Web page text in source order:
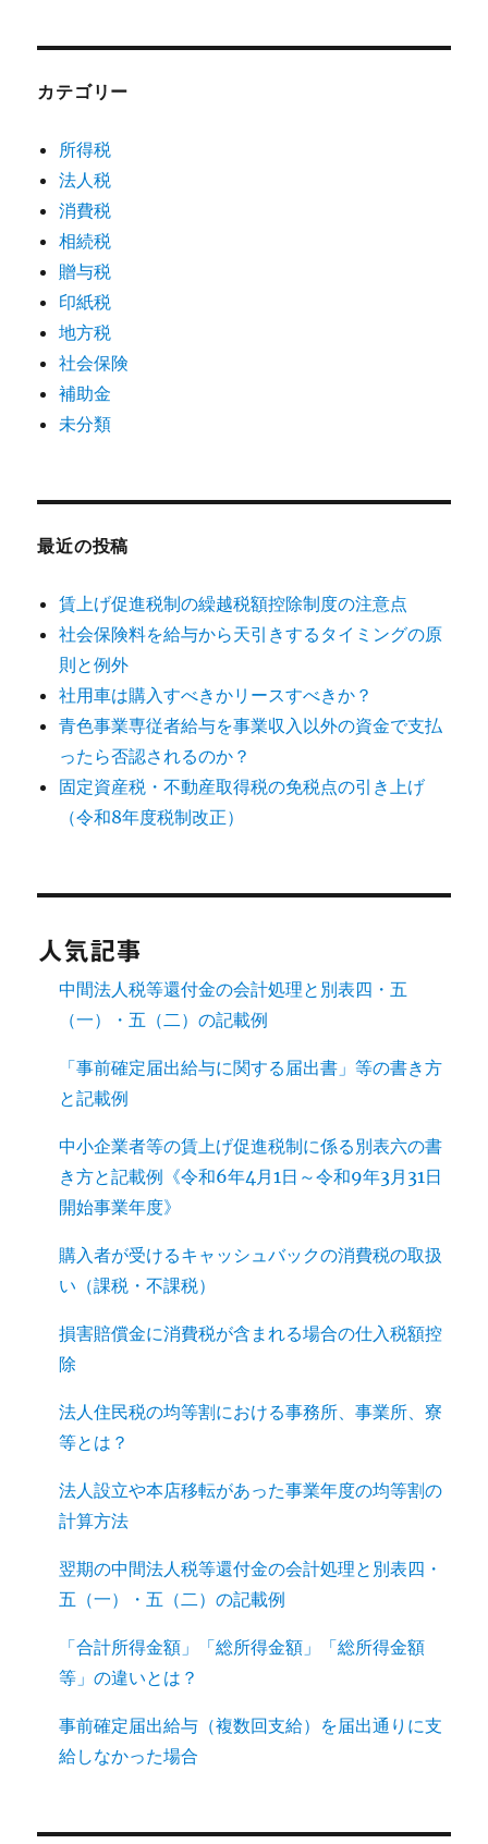
カテゴリー
所得税
法人税
消費税
相続税
贈与税
印紙税
地方税
社会保険
補助金
未分類
最近の投稿
賃上げ促進税制の繰越税額控除制度の注意点
社会保険料を給与から天引きするタイミングの原
則と例外
社用車は購入すべきかリースすべきか？
青色事業専従者給与を事業収入以外の資金で支払
ったら否認されるのか？
固定資産税・不動産取得税の免税点の引き上げ
（令和8年度税制改正）
人気記事
中間法人税等還付金の会計処理と別表四・五
（一）・五（二）の記載例
「事前確定届出給与に関する届出書」等の書き方
と記載例
中小企業者等の賃上げ促進税制に係る別表六の書
き方と記載例《令和6年4月1日～令和9年3月31日
開始事業年度》
購入者が受けるキャッシュバックの消費税の取扱
い（課税・不課税）
損害賠償金に消費税が含まれる場合の仕入税額控
除
法人住民税の均等割における事務所、事業所、寮
等とは？
法人設立や本店移転があった事業年度の均等割の
計算方法
翌期の中間法人税等還付金の会計処理と別表四・
五（一）・五（二）の記載例
「合計所得金額」「総所得金額」「総所得金額
等」の違いとは？
事前確定届出給与（複数回支給）を届出通りに支
給しなかった場合